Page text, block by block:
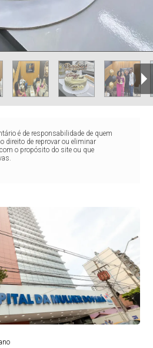
é de responsabilidade de quem
direito de reprovar ou eliminar
o propósito do site ou que